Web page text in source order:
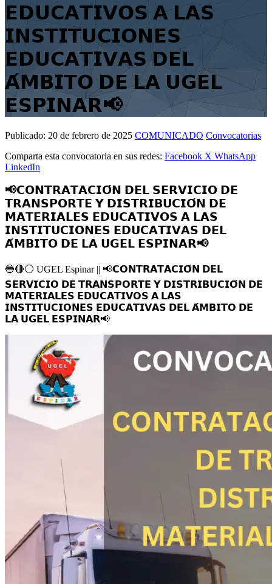
𝗘𝗗𝗨𝗖𝗔𝗧𝗜𝗩𝗢𝗦 𝗔 𝗟𝗔𝗦
𝗜𝗡𝗦𝗧𝗜𝗧𝗨𝗖𝗜𝗢𝗡𝗘𝗦
𝗘𝗗𝗨𝗖𝗔𝗧𝗜𝗩𝗔𝗦 𝗗𝗘𝗟
𝗔́𝗠𝗕𝗜𝗧𝗢 𝗗𝗘 𝗟𝗔 𝗨𝗚𝗘𝗟
𝗘𝗦𝗣𝗜𝗡𝗔𝗥📢
Publicado: 20 de febrero de 2025 COMUNICADO Convocatorias
Comparta esta convocatoria en sus redes: Facebook X WhatsApp
LinkedIn
📢𝗖𝗢𝗡𝗧𝗥𝗔𝗧𝗔𝗖𝗜𝗢́𝗡 𝗗𝗘𝗟 𝗦𝗘𝗥𝗩𝗜𝗖𝗜𝗢 𝗗𝗘
𝗧𝗥𝗔𝗡𝗦𝗣𝗢𝗥𝗧𝗘 𝗬 𝗗𝗜𝗦𝗧𝗥𝗜𝗕𝗨𝗖𝗜𝗢́𝗡 𝗗𝗘
𝗠𝗔𝗧𝗘𝗥𝗜𝗔𝗟𝗘𝗦 𝗘𝗗𝗨𝗖𝗔𝗧𝗜𝗩𝗢𝗦 𝗔 𝗟𝗔𝗦
𝗜𝗡𝗦𝗧𝗜𝗧𝗨𝗖𝗜𝗢𝗡𝗘𝗦 𝗘𝗗𝗨𝗖𝗔𝗧𝗜𝗩𝗔𝗦 𝗗𝗘𝗟
𝗔́𝗠𝗕𝗜𝗧𝗢 𝗗𝗘 𝗟𝗔 𝗨𝗚𝗘𝗟 𝗘𝗦𝗣𝗜𝗡𝗔𝗥📢
🔵🔴⚪️ UGEL Espinar || 📢𝗖𝗢𝗡𝗧𝗥𝗔𝗧𝗔𝗖𝗜𝗢́𝗡 𝗗𝗘𝗟
𝗦𝗘𝗥𝗩𝗜𝗖𝗜𝗢 𝗗𝗘 𝗧𝗥𝗔𝗡𝗦𝗣𝗢𝗥𝗧𝗘 𝗬 𝗗𝗜𝗦𝗧𝗥𝗜𝗕𝗨𝗖𝗜𝗢́𝗡 𝗗𝗘
𝗠𝗔𝗧𝗘𝗥𝗜𝗔𝗟𝗘𝗦 𝗘𝗗𝗨𝗖𝗔𝗧𝗜𝗩𝗢𝗦 𝗔 𝗟𝗔𝗦
𝗜𝗡𝗦𝗧𝗜𝗧𝗨𝗖𝗜𝗢𝗡𝗘𝗦 𝗘𝗗𝗨𝗖𝗔𝗧𝗜𝗩𝗔𝗦 𝗗𝗘𝗟 𝗔́𝗠𝗕𝗜𝗧𝗢 𝗗𝗘
𝗟𝗔 𝗨𝗚𝗘𝗟 𝗘𝗦𝗣𝗜𝗡𝗔𝗥📢